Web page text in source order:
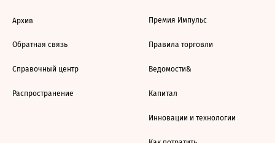
Архив
Обратная связь
Справочный центр
Распространение
Премия Импульс
Правила торговли
Ведомости&
Капитал
Инновации и технологии